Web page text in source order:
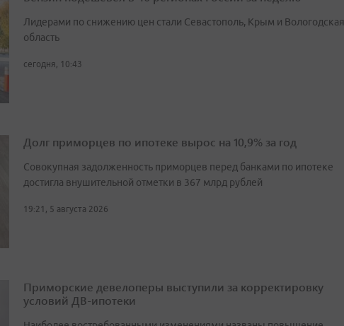
Лидерами по снижению цен стали Севастополь, Крым и Вологодская
область
сегодня, 10:43
Долг приморцев по ипотеке вырос на 10,9% за год
Совокупная задолженность приморцев перед банками по ипотеке
достигла внушительной отметки в 367 млрд рублей
19:21, 5 августа 2026
Приморские девелоперы выступили за корректировку
условий ДВ-ипотеки